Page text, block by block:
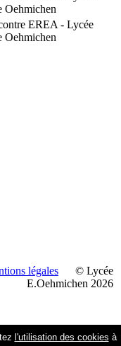
légales © Lycée
E.Oehmichen 2026
l'utilisation des cookies à